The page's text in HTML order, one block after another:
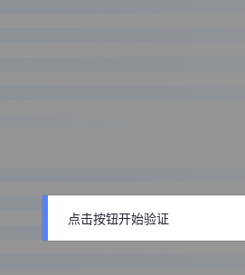
点击按钮开始验证